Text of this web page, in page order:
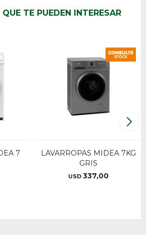
TE PUEDEN INTERESAR
7
LAVARROPAS MIDEA 7KG
GRIS
USD 337,00